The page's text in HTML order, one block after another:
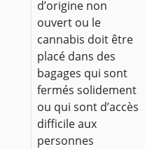
d’origine non
ouvert ou le
cannabis doit être
placé dans des
bagages qui sont
fermés solidement
ou qui sont d’accès
difficile aux
personnes